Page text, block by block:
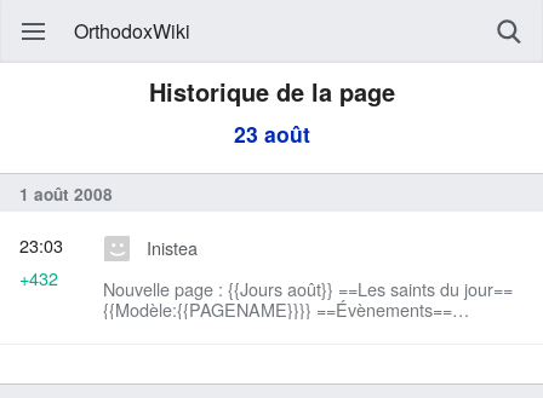
OrthodoxWiki
Historique de la page
23 août
1 août 2008
Inistea
Nouvelle page : {{Jours août}} ==Les saints du jour==
{{Modèle:{{PAGENAME}}}} ==Évènements==
23:03
+432